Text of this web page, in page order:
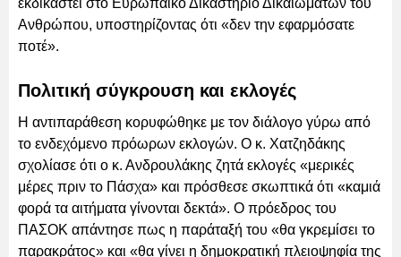
Ανθρώπου, υποστηρίζοντας ότι «δεν την εφαρμόσατε
ποτέ».
Πολιτική σύγκρουση και εκλογές
Η αντιπαράθεση κορυφώθηκε με τον διάλογο γύρω από
το ενδεχόμενο πρόωρων εκλογών. Ο κ. Χατζηδάκης
σχολίασε ότι ο κ. Ανδρουλάκης ζητά εκλογές «μερικές
μέρες πριν το Πάσχα» και πρόσθεσε σκωπτικά ότι «καμιά
φορά τα αιτήματα γίνονται δεκτά». Ο πρόεδρος του
ΠΑΣΟΚ απάντησε πως η παράταξή του «θα γκρεμίσει το
παρακράτος» και «θα γίνει η δημοκρατική πλειοψηφία της